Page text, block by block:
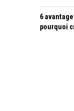
6
pourquoi